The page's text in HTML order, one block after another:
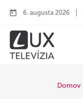
6. augusta 2026
Domov